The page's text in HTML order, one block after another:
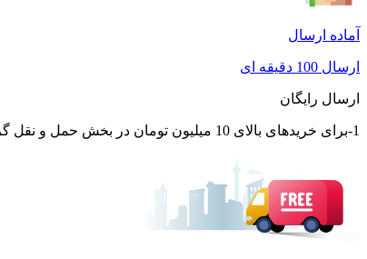
آماده ارسال
ارسال 100 دقیقه ای
ارسال رایگان
1-برای خریدهای بالای 10 میلیون تومان در بخش حمل و نقل گزینه ارسال رایگان پستی فعال می شود. 2-برای کالاهای با باکس ارسال رایگان در بخش حمل و نقل گزینه ارسال رایگان پستی فعال می شود.